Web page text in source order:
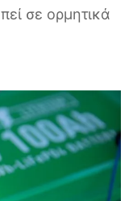
σε ορμητικά